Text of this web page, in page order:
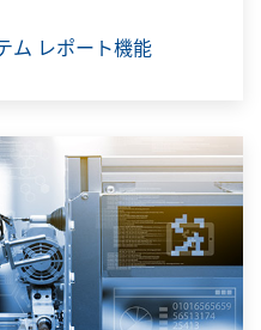
ム レポート機能